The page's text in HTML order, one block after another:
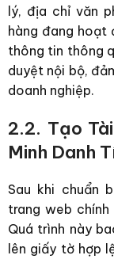
lý, địa chỉ văn
hàng đang hoạt
thông tin thông
duyệt nội bộ,
doanh nghiệp.
2.2. Tạo
Minh Danh
Sau khi chuẩn
trang web
Quá trình này
lên giấy tờ hợp